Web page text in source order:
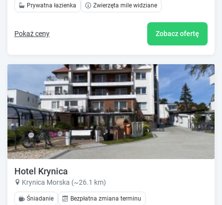
Prywatna łazienka Zwierzęta mile widziane
Pokaż ceny Zobacz ofertę
Hotel Krynica
Krynica Morska (~26.1 km)
Śniadanie Bezpłatna zmiana terminu